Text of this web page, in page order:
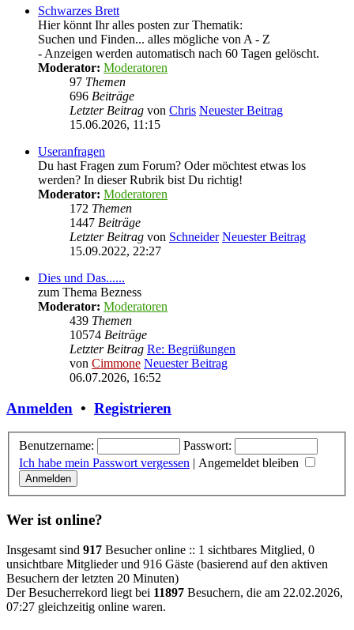
Schwarzes Brett
Hier könnt Ihr alles posten zur Thematik:
Suchen und Finden... alles mögliche von A - Z
- Anzeigen werden automatisch nach 60 Tagen gelöscht.
Moderator: Moderatoren
97 Themen
696 Beiträge
Letzter Beitrag von Chris Neuester Beitrag
15.06.2026, 11:15
Useranfragen
Du hast Fragen zum Forum? Oder möchtest etwas los
werden? In dieser Rubrik bist Du richtig!
Moderator: Moderatoren
172 Themen
1447 Beiträge
Letzter Beitrag von Schneider Neuester Beitrag
15.09.2022, 22:27
Dies und Das......
zum Thema Bezness
Moderator: Moderatoren
439 Themen
10574 Beiträge
Letzter Beitrag Re: Begrüßungen
von Cimmone Neuester Beitrag
06.07.2026, 16:52
Anmelden • Registrieren
Benutzername:
Passwort:
Ich habe mein Passwort vergessen | Angemeldet bleiben
Wer ist online?
Insgesamt sind 917 Besucher online :: 1 sichtbares Mitglied, 0
unsichtbare Mitglieder und 916 Gäste (basierend auf den aktiven
Besuchern der letzten 20 Minuten)
Der Besucherrekord liegt bei 11897 Besuchern, die am 22.02.2026,
07:27 gleichzeitig online waren.